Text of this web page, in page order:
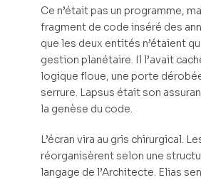
Ce n’était pas un programme,
fragment de code inséré des
que les deux entités n’étaient
gestion planétaire. Il l’avait
logique floue, une porte
serrure. Lapsus était son
la genèse du code.
L’écran vira au gris chirurgical.
réorganisèrent selon une
langage de l’Architecte. Elias